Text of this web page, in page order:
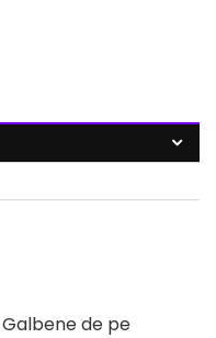
de pe